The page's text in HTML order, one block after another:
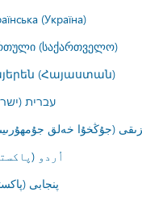
(Україна)
(საქართველო)
(Հայաստան)
עברית
(جۇڭخۇا خەلق
اُردو
پنجابی